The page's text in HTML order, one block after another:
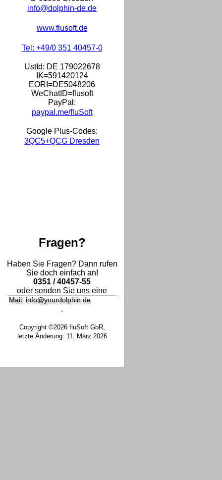
info@dolphin-de.de
www.flusoft.de
Tel: +49/0 351 40457-0
UstId: DE 179022678
IK=591420124
EORI=DE5048206
WeChatID=flusoft
PayPal:
paypal.me/fluSoft
Google Plus-Codes:
3QC5+QCG Dresden
Fragen?
Haben Sie Fragen? Dann rufen
Sie doch einfach an!
0351 / 40457-55
oder senden Sie uns eine
Mail: info@yourdolphin.de
.
Copyright ©2026 fluSoft GbR,
letzte Änderung: 11. März 2026